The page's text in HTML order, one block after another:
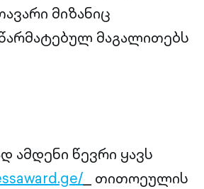
მიზანიც
მაგალითებს
ამდენი წევრი ყავს
_ თითოეულის